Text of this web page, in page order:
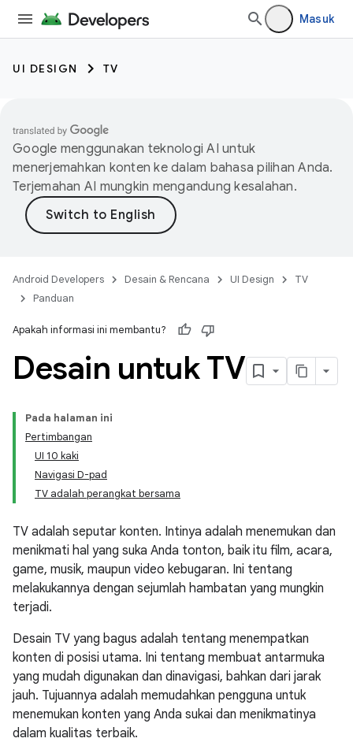
Masuk
UI DESIGN TV
Google menggunakan teknologi AI untuk
menerjemahkan konten ke dalam bahasa pilihan Anda.
Terjemahan AI mungkin mengandung kesalahan.
Android Developers Desain & Rencana UI Design
TV
Panduan
Apakah informasi ini membantu?
Desain untuk TV
Pada halaman ini
Pertimbangan
UI 10 kaki
Navigasi D-pad
TV adalah perangkat bersama
TV adalah seputar konten. Intinya adalah menemukan dan
menikmati hal yang suka Anda tonton, baik itu film, acara,
game, musik, maupun video kebugaran. Ini tentang
melakukannya dengan sejumlah hambatan yang mungkin
terjadi.
Desain TV yang bagus adalah tentang menempatkan
konten di posisi utama. Ini tentang membuat antarmuka
yang mudah digunakan dan dinavigasi, bahkan dari jarak
jauh. Tujuannya adalah memudahkan pengguna untuk
menemukan konten yang Anda sukai dan menikmatinya
dalam kualitas terbaik.